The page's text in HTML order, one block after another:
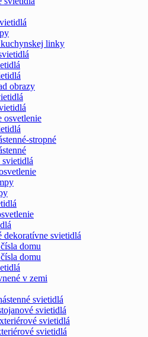
linky
obrazy
osvetlenie
stropné
dekoratívne svietidlá
domu
domu
v zemi
svietidlá
svietidlá
svietidlá
svietidlá